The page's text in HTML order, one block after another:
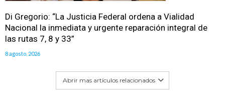
Di Gregorio: “La Justicia Federal ordena a Vialidad
Nacional la inmediata y urgente reparación integral de
las rutas 7, 8 y 33”
8 agosto, 2026
Abrir mas artículos relacionados